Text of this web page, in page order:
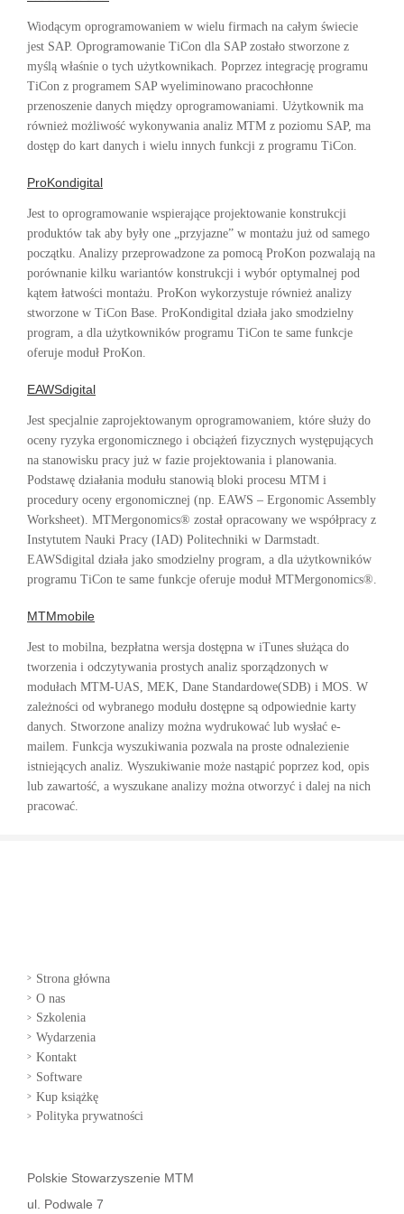
Wiodącym oprogramowaniem w wielu firmach na całym świecie
jest SAP. Oprogramowanie TiCon dla SAP zostało stworzone z
myślą właśnie o tych użytkownikach. Poprzez integrację programu
TiCon z programem SAP wyeliminowano pracochłonne
przenoszenie danych między oprogramowaniami. Użytkownik ma
również możliwość wykonywania analiz MTM z poziomu SAP, ma
dostęp do kart danych i wielu innych funkcji z programu TiCon.
ProKondigital
Jest to oprogramowanie wspierające projektowanie konstrukcji
produktów tak aby były one „przyjazne” w montażu już od samego
początku. Analizy przeprowadzone za pomocą ProKon pozwalają na
porównanie kilku wariantów konstrukcji i wybór optymalnej pod
kątem łatwości montażu. ProKon wykorzystuje również analizy
stworzone w TiCon Base. ProKondigital działa jako smodzielny
program, a dla użytkowników programu TiCon te same funkcje
oferuje moduł ProKon.
EAWSdigital
Jest specjalnie zaprojektowanym oprogramowaniem, które służy do
oceny ryzyka ergonomicznego i obciążeń fizycznych występujących
na stanowisku pracy już w fazie projektowania i planowania.
Podstawę działania modułu stanowią bloki procesu MTM i
procedury oceny ergonomicznej (np. EAWS – Ergonomic Assembly
Worksheet). MTMergonomics® został opracowany we współpracy z
Instytutem Nauki Pracy (IAD) Politechniki w Darmstadt.
EAWSdigital działa jako smodzielny program, a dla użytkowników
programu TiCon te same funkcje oferuje moduł MTMergonomics®.
MTMmobile
Jest to mobilna, bezpłatna wersja dostępna w iTunes służąca do
tworzenia i odczytywania prostych analiz sporządzonych w
modułach MTM-UAS, MEK, Dane Standardowe(SDB) i MOS. W
zależności od wybranego modułu dostępne są odpowiednie karty
danych. Stworzone analizy można wydrukować lub wysłać e-
mailem. Funkcja wyszukiwania pozwala na proste odnalezienie
istniejących analiz. Wyszukiwanie może nastąpić poprzez kod, opis
lub zawartość, a wyszukane analizy można otworzyć i dalej na nich
pracować.
Strona główna
O nas
Szkolenia
Wydarzenia
Kontakt
Software
Kup książkę
Polityka prywatności
Polskie Stowarzyszenie MTM
ul. Podwale 7